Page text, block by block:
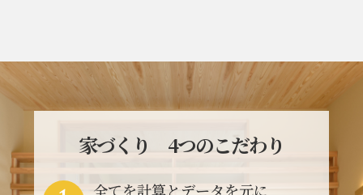
家づくり 4つのこだわり
全てを計算とデータを元に